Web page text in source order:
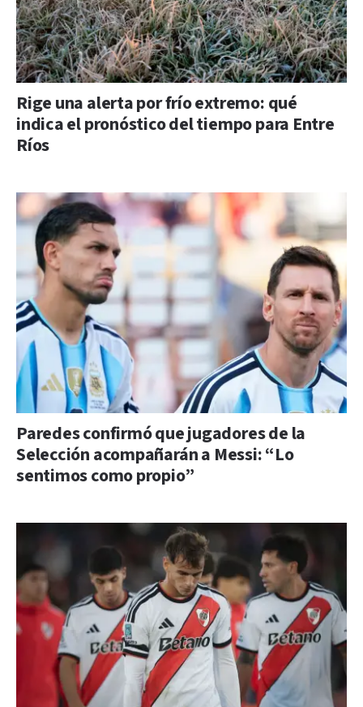
Rige una alerta por frío extremo: qué
indica el pronóstico del tiempo para Entre
Ríos
Paredes confirmó que jugadores de la
Selección acompañarán a Messi: “Lo
sentimos como propio”